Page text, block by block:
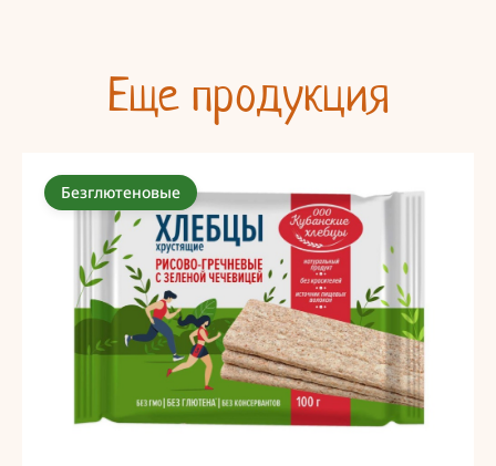
Еще продукция
Безглютеновые